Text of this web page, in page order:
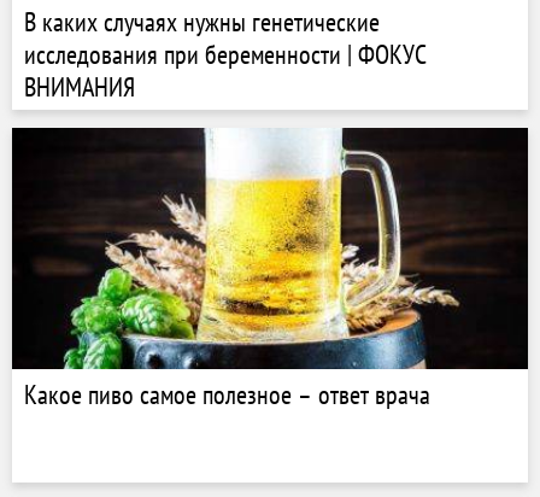
В каких случаях нужны генетические
исследования при беременности | ФОКУС
ВНИМАНИЯ
Какое пиво самое полезное – ответ врача